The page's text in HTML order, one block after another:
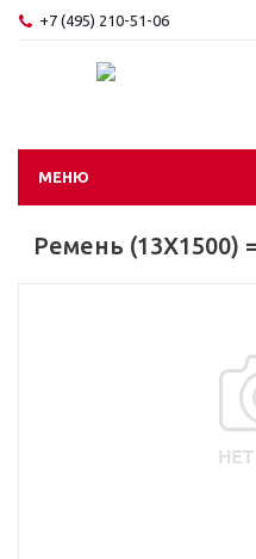
+7 (495) 210-51-06
МЕНЮ
Ремень (13Х1500)